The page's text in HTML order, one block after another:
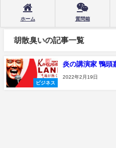
ホーム 質問箱
胡散臭いの記事一覧
ビジネス
炎の講演家 鴨頭
2022年2月19日